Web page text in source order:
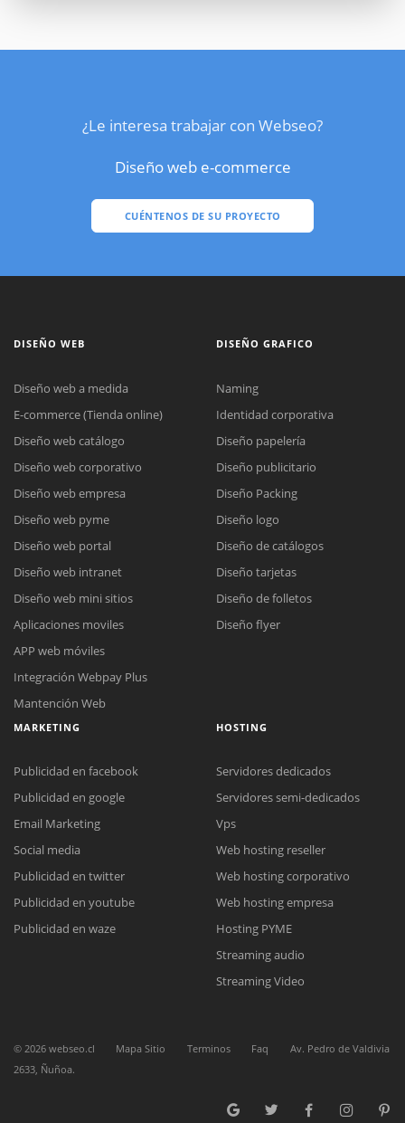
¿Le interesa trabajar con Webseo?
Diseño web e-commerce
CUÉNTENOS DE SU PROYECTO
Reunión online
Nuestros ejecutivos le enviarán un correo electrónico con el enlace a
Meet para la reunión online.
Cotización
Complete el formulario y nos contactaremos a la brevedad.
Chat Online
para enviarnos un correo electrónico con sus datos personales.
DISEÑO WEB
Diseño web a medida
E-commerce (Tienda online)
Diseño web catálogo
Diseño web corporativo
Diseño web empresa
Diseño web pyme
Diseño web portal
Diseño web intranet
Diseño web mini sitios
Aplicaciones moviles
APP web móviles
Integración Webpay Plus
Mantención Web
DISEÑO GRAFICO
Naming
Identidad corporativa
Diseño papelería
Diseño publicitario
Diseño Packing
Diseño logo
Diseño de catálogos
Diseño tarjetas
Diseño de folletos
Diseño flyer
MARKETING
Publicidad en facebook
Publicidad en google
Email Marketing
Social media
Publicidad en twitter
Publicidad en youtube
Publicidad en waze
HOSTING
Servidores dedicados
Servidores semi-dedicados
Vps
Web hosting reseller
Web hosting corporativo
Web hosting empresa
Hosting PYME
Streaming audio
Streaming Video
© 2026 webseo.cl Mapa Sitio Terminos Faq
Av. Pedro de Valdivia
2633, Ñuñoa.